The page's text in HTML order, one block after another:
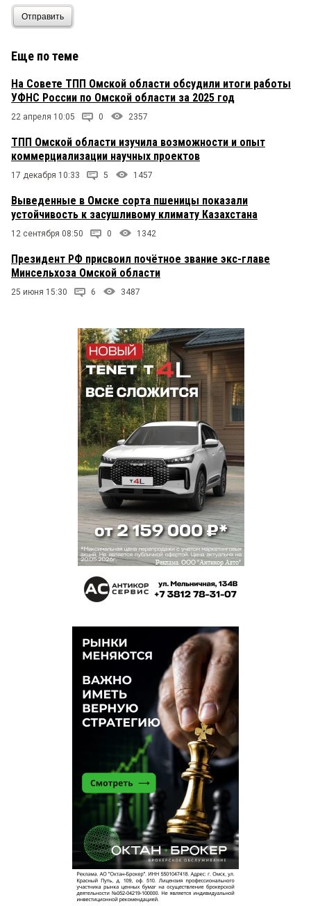
Отправить
Еще по теме
На Совете ТПП Омской области обсудили итоги работы
УФНС России по Омской области за 2025 год
22 апреля 10:05 0 2357
ТПП Омской области изучила возможности и опыт
коммерциализации научных проектов
17 декабря 10:33 5 1457
Выведенные в Омске сорта пшеницы показали
устойчивость к засушливому климату Казахстана
12 сентября 08:50 0 1342
Президент РФ присвоил почётное звание экс-главе
Минсельхоза Омской области
25 июня 15:30 6 3487